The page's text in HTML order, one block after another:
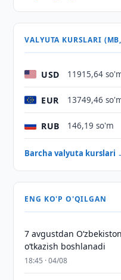
VALYUTA KURSLARI
USD 11915,64
EUR 13749,46
RUB 146,19 so'm
Barcha valyuta kurslari
ENG KO'P O'QILGAN
7 avgustdan
o‘tkazish boshlanadi
18:45 · 04/08